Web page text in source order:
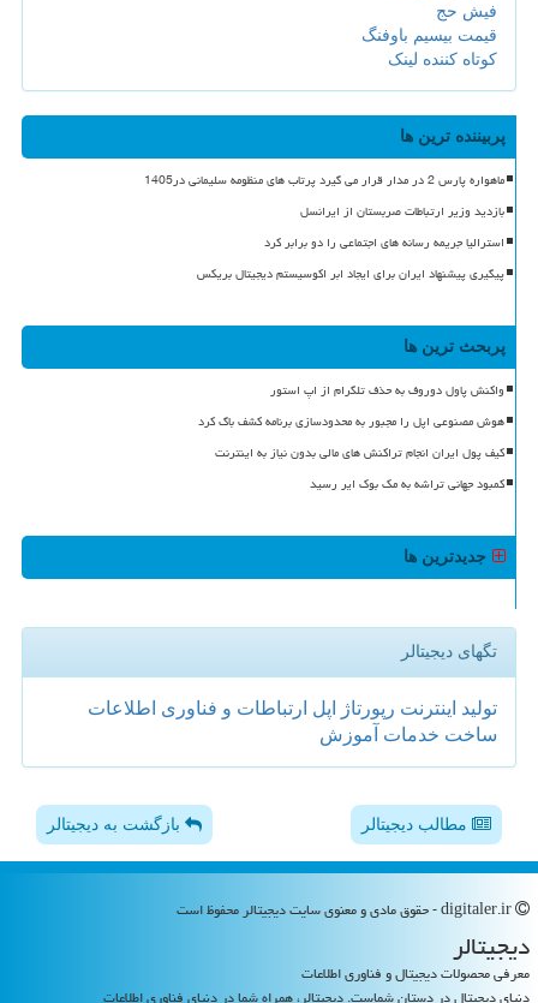
فیش حج
قیمت بیسیم باوفنگ
کوتاه کننده لینک
پربیننده ترین ها
ماهواره پارس 2 در مدار قرار می گیرد پرتاب های منظومه سلیمانی در1405
بازدید وزیر ارتباطات صربستان از ایرانسل
استرالیا جریمه رسانه های اجتماعی را دو برابر کرد
پیگیری پیشنهاد ایران برای ایجاد ابر اکوسیستم دیجیتال بریکس
پربحث ترین ها
واکنش پاول دوروف به حذف تلگرام از اپ استور
هوش مصنوعی اپل را مجبور به محدودسازی برنامه کشف باگ کرد
کیف پول ایران انجام تراکنش های مالی بدون نیاز به اینترنت
کمبود جهانی تراشه به مک بوک ایر رسید
جدیدترین ها
تگهای دیجیتالر
تولید اینترنت رپورتاژ اپل ارتباطات و فناوری اطلاعات
ساخت خدمات آموزش
مطالب دیجیتالر بازگشت به دیجیتالر
دیجیتالر
معرفی محصولات دیجیتال و فناوری اطلاعات
دنیای دیجیتال در دستان شماست. دیجیتالر، همراه شما در دنیای فناوری اطلاعات